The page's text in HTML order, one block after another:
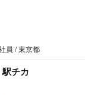
員 / 東京都
チカ